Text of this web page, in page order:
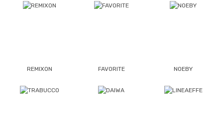
REMIXON FAVORITE NOEBY